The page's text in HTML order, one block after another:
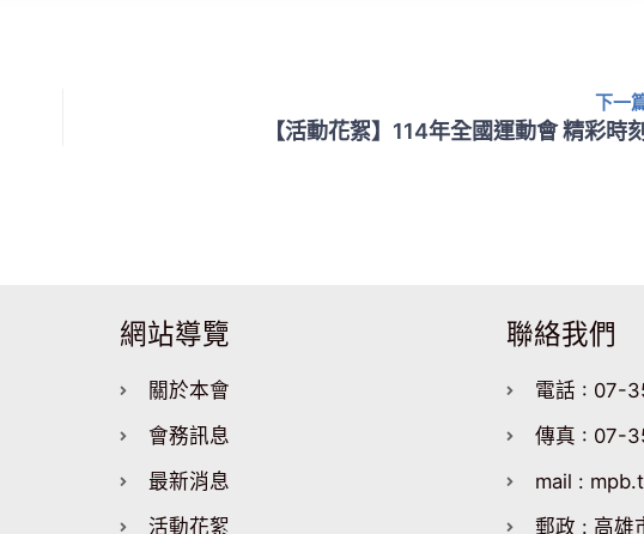
下一
【活動花絮】114年全國運動會 精彩時刻
網站導覽
關於本會
會務訊息
最新消息
活動花絮
聯絡我們
電話 : 07-
傳真 : 07-
mail :
郵政 : 高雄